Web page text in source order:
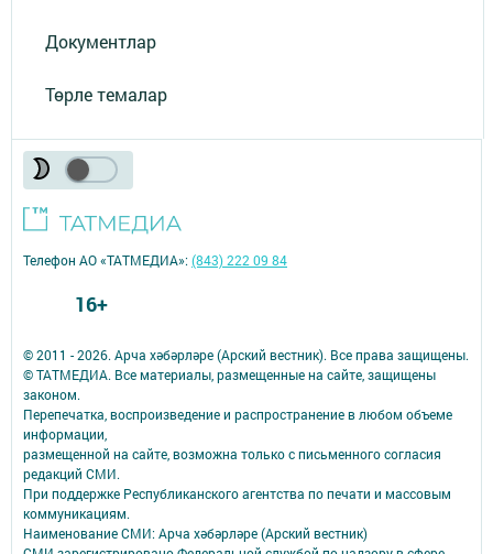
Документлар
Төрле темалар
© 2011 - 2026. Арча хәбәрләре (Арский вестник). Все права защищены.
© ТАТМЕДИА. Все материалы, размещенные на сайте, защищены
законом.
Перепечатка, воспроизведение и распространение в любом объеме
информации,
размещенной на сайте, возможна только с письменного согласия
редакций СМИ.
При поддержке Республиканского агентства по печати и массовым
коммуникациям.
Наименование СМИ: Арча хәбәрләре (Арский вестник)
Телефон АО «ТАТМЕДИА»:(843) 222 09 84
16+